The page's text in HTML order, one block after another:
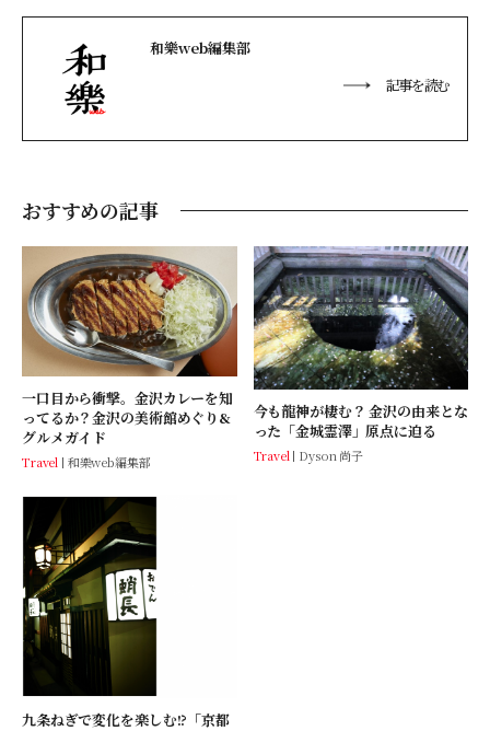
和樂web編集部
記事を読む
おすすめの記事
一口目から衝撃。金沢カレーを知
ってるか？金沢の美術館めぐり&
グルメガイド
Travel 和樂web編集部
今も龍神が棲む？ 金沢の由来とな
った「金城霊澤」原点に迫る
Travel Dyson 尚子
九条ねぎで変化を楽しむ!?「京都